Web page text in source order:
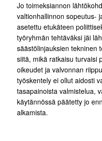
Jo toimeksiannon
valtionhallinnon sopeutus-
asetettu etukäteen
työryhmän tehtäväksi jäi
säästölinjauksien tekninen
siitä, mikä ratkaisu turvaisi
oikeudet ja valvonnan
työskentely ei ollut aidosti
tasapainoista valmistelua,
käytännössä päätetty jo
alkamista.